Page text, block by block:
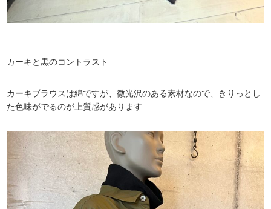
カーキと黒のコントラスト
カーキブラウスは綿ですが、微光沢のある素材なので、きりっとし
た色味がでるのが上質感があります